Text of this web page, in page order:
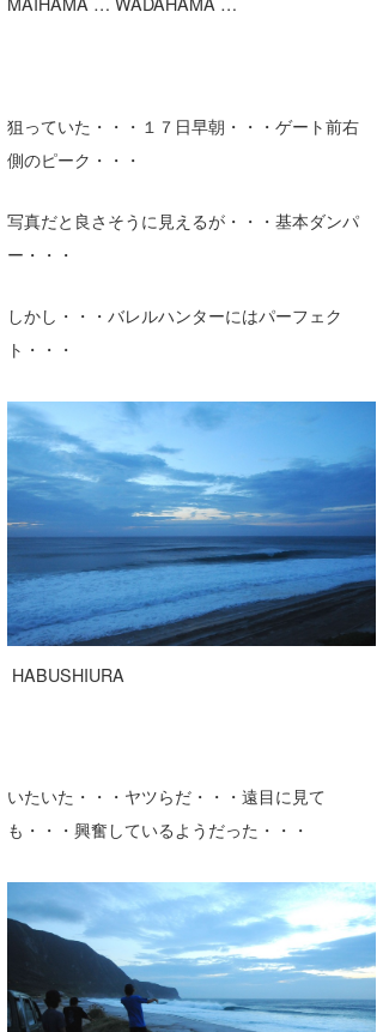
狙っていた・・・１７日早朝・・・ゲート前右
側のピーク・・・
写真だと良さそうに見えるが・・・基本ダンパ
ー・・・
しかし・・・バレルハンターにはパーフェク
ト・・・
HABUSHIURA
いたいた・・・ヤツらだ・・・遠目に見て
も・・・興奮しているようだった・・・